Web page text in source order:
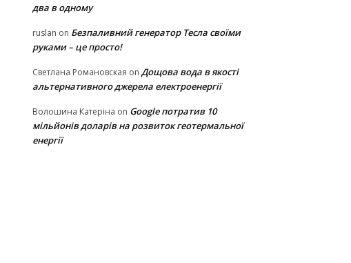
два в одному
ruslan on Безпаливний генератор Тесла своїми
руками – це просто!
Светлана Романовская on Дощова вода в якості
альтернативного джерела електроенергії
Волошина Катеріна on Google потратив 10
мільйонів доларів на розвиток геотермальної
енергії